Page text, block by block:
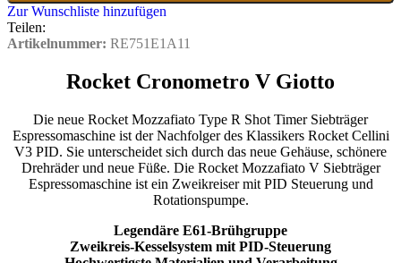
Zur Wunschliste hinzufügen
Teilen:
Artikelnummer: RE751E1A11
Rocket Cronometro V Giotto
Die neue Rocket Mozzafiato Type R Shot Timer Siebträger
Espressomaschine ist der Nachfolger des Klassikers Rocket Cellini
V3 PID. Sie unterscheidet sich durch das neue Gehäuse, schönere
Drehräder und neue Füße. Die Rocket Mozzafiato V Siebträger
Espressomaschine ist ein Zweikreiser mit PID Steuerung und
Rotationspumpe.
Legendäre E61-Brühgruppe
Zweikreis-Kesselsystem mit PID-Steuerung